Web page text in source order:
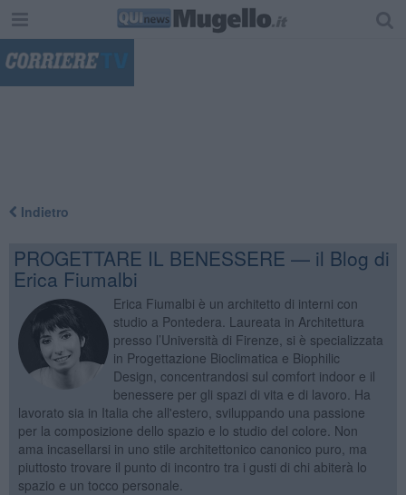
Indietro
PROGETTARE IL BENESSERE — il Blog di
Erica Fiumalbi
Erica Fiumalbi è un architetto di interni con
studio a Pontedera. Laureata in Architettura
presso l’Università di Firenze, si è specializzata
in Progettazione Bioclimatica e Biophilic
Design, concentrandosi sul comfort indoor e il
benessere per gli spazi di vita e di lavoro. Ha
lavorato sia in Italia che all'estero, sviluppando una passione
per la composizione dello spazio e lo studio del colore. Non
ama incasellarsi in uno stile architettonico canonico puro, ma
piuttosto trovare il punto di incontro tra i gusti di chi abiterà lo
spazio e un tocco personale.